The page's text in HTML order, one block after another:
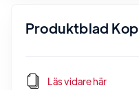
Produktblad
Läs vidare här